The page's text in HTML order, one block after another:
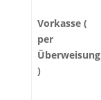
Vorkasse (
per
Überweisung
)